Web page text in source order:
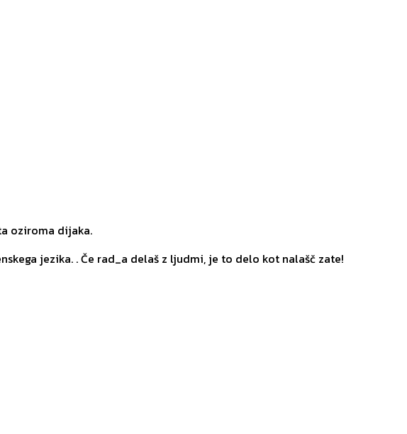
oziroma dijaka.
jezika. . Če rad_a delaš z ljudmi, je to delo kot nalašč zate!